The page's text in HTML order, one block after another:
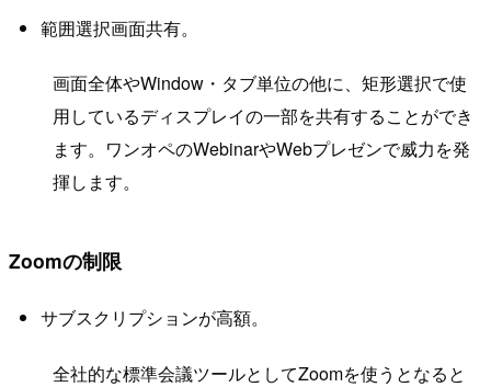
範囲選択画面共有。
画面全体やWindow・タブ単位の他に、矩形選択で使
用しているディスプレイの一部を共有することができ
ます。ワンオペのWebinarやWebプレゼンで威力を発
揮します。
Zoomの制限
サブスクリプションが高額。
全社的な標準会議ツールとしてZoomを使うとなると